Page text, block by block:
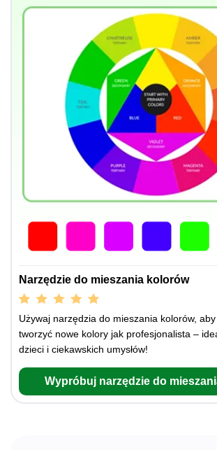
Narzędzie do mieszania kolorów
Używaj narzędzia do mieszania kolorów,
tworzyć nowe kolory jak profesjonalista –
dzieci i ciekawskich umysłów!
Wypróbuj narzędzie do